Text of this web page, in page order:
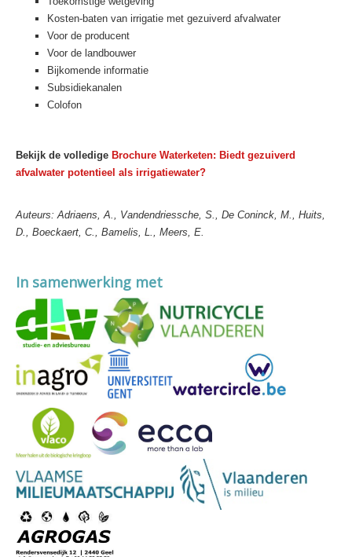
Kosten-baten van irrigatie met gezuiverd afvalwater
Voor de producent
Voor de landbouwer
Bijkomende informatie
Subsidiekanalen
Colofon
Bekijk de volledige Brochure Waterketen: Biedt gezuiverd
afvalwater potentieel als irrigatiewater?
Auteurs: Adriaens, A., Vandendriessche, S., De Coninck, M., Huits,
D., Boeckaert, C., Bamelis, L., Meers, E.
In samenwerking met